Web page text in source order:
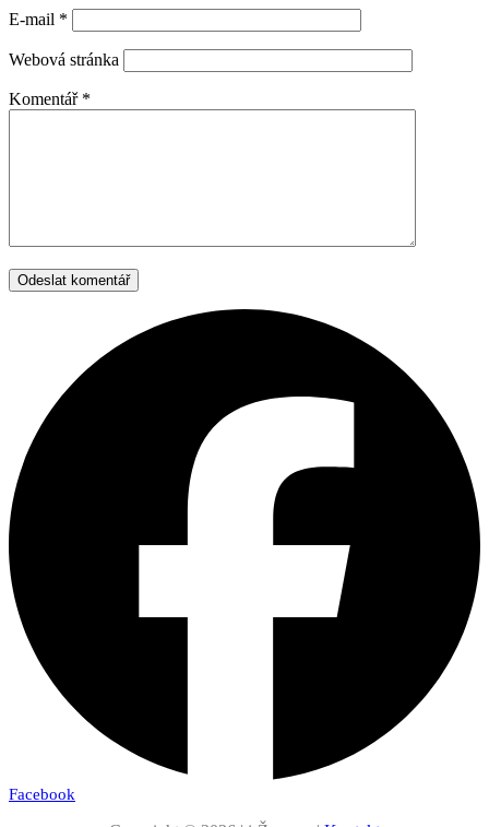
E-mail *
Webová stránka
Komentář *
Facebook